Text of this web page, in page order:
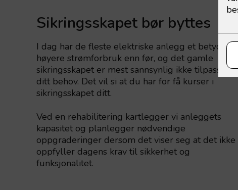
Sikringsskapet bør byttes
I dag har de fleste elektriske anlegg et betydelig
høyere strømforbruk enn før, og det gamle
sikringsskapet er mest sannsynlig ikke tilpasset
ditt behov. Det vil si at du har for få kurser i
sikringsskapet ditt.
Ved en rehabilitering kartlegger vi anleggets
kapasitet og planlegger nødvendige
oppgraderinger dersom det viser seg at det ikke
oppfyller dagens krav til sikkerhet og
funksjonalitet.